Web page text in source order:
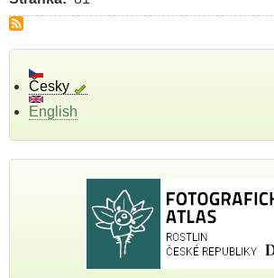
Česky
English